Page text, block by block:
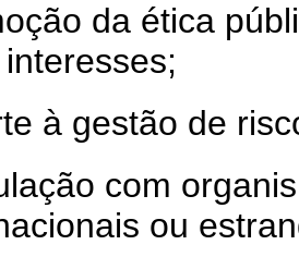
da ética
à gestão de
com
ou